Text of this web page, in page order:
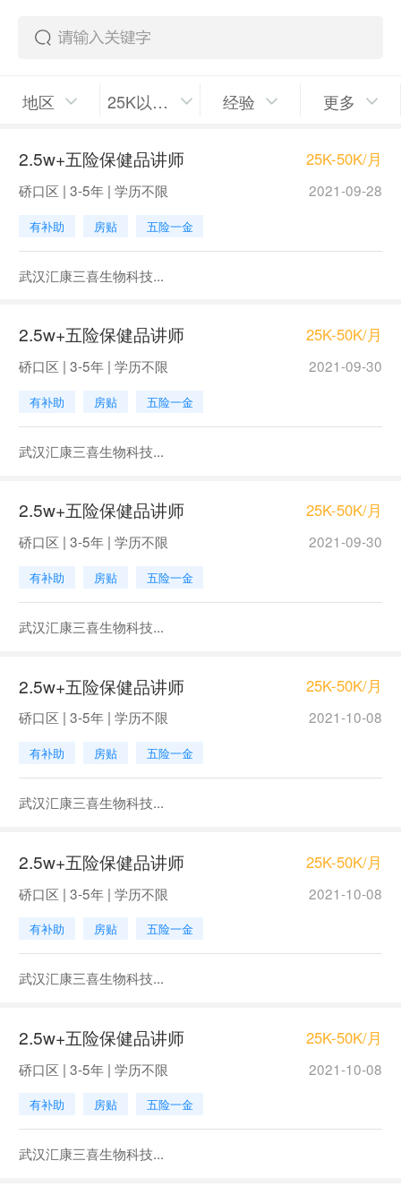
地区 25K以上/月 经验 更多
2.5w+五险保健品讲师 25K-50K/月
硚口区 | 3-5年 | 学历不限 2021-09-28
有补助 房贴 五险一金
武汉汇康三喜生物科技...
2.5w+五险保健品讲师 25K-50K/月
硚口区 | 3-5年 | 学历不限 2021-09-30
有补助 房贴 五险一金
武汉汇康三喜生物科技...
2.5w+五险保健品讲师 25K-50K/月
硚口区 | 3-5年 | 学历不限 2021-09-30
有补助 房贴 五险一金
武汉汇康三喜生物科技...
2.5w+五险保健品讲师 25K-50K/月
硚口区 | 3-5年 | 学历不限 2021-10-08
有补助 房贴 五险一金
武汉汇康三喜生物科技...
2.5w+五险保健品讲师 25K-50K/月
硚口区 | 3-5年 | 学历不限 2021-10-08
有补助 房贴 五险一金
武汉汇康三喜生物科技...
2.5w+五险保健品讲师 25K-50K/月
硚口区 | 3-5年 | 学历不限 2021-10-08
有补助 房贴 五险一金
武汉汇康三喜生物科技...